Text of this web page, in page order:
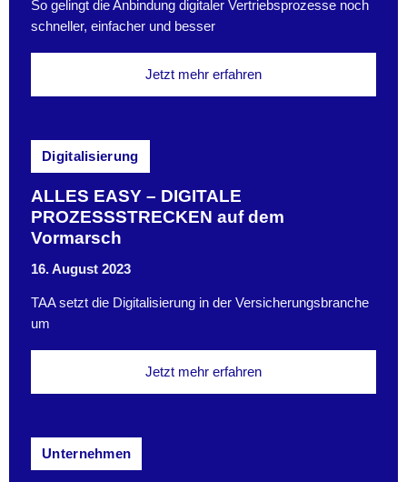
So gelingt die Anbindung digitaler Vertriebsprozesse noch
schneller, einfacher und besser
Jetzt mehr erfahren
Digitalisierung
ALLES EASY – DIGITALE
PROZESSSTRECKEN auf dem
Vormarsch
16. August 2023
TAA setzt die Digitalisierung in der Versicherungsbranche
um
Jetzt mehr erfahren
Unternehmen